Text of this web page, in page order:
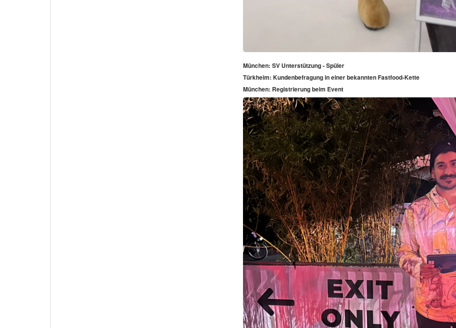
München: SV Unterstützung - Spüler
Türkheim: Kundenbefragung in einer bekannten Fastfood-Kette
München: Registrierung beim Event